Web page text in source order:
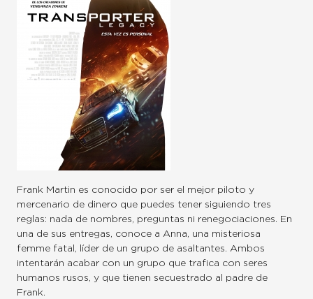
Frank Martin es conocido por ser el mejor piloto y
mercenario de dinero que puedes tener siguiendo tres
reglas: nada de nombres, preguntas ni renegociaciones. En
una de sus entregas, conoce a Anna, una misteriosa
femme fatal, líder de un grupo de asaltantes. Ambos
intentarán acabar con un grupo que trafica con seres
humanos rusos, y que tienen secuestrado al padre de
Frank.